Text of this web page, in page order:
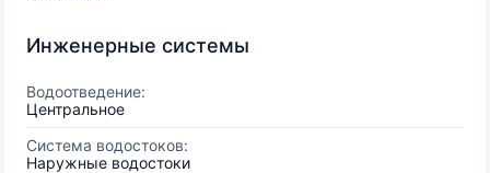
Инженерные системы
Водоотведение:
Центральное
Система водостоков:
Наружные водостоки